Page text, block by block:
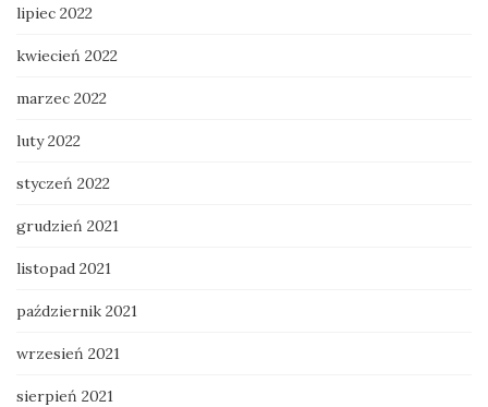
lipiec 2022
kwiecień 2022
marzec 2022
luty 2022
styczeń 2022
grudzień 2021
listopad 2021
październik 2021
wrzesień 2021
sierpień 2021